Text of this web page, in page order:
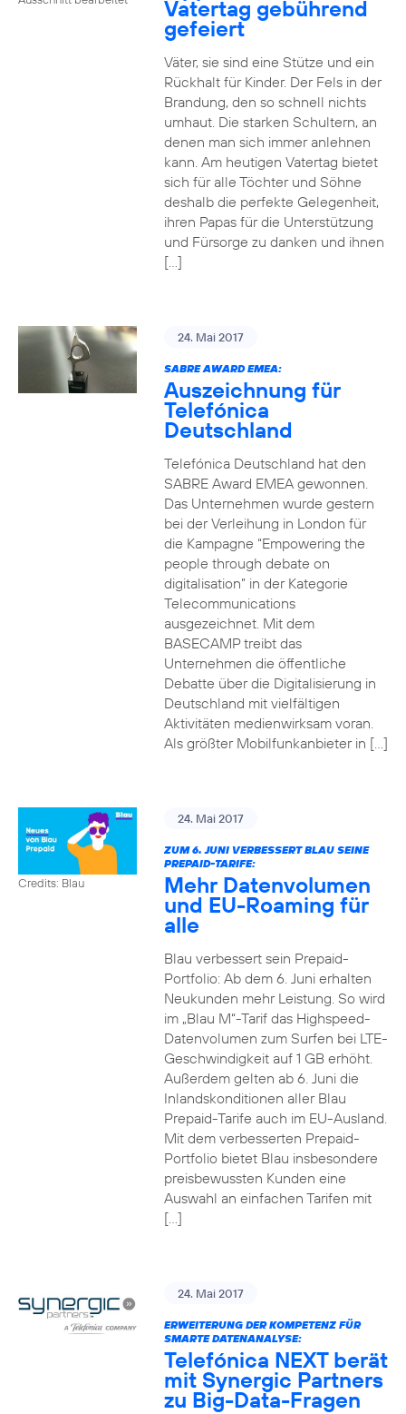
Vatertag gebührend
gefeiert
Väter, sie sind eine Stütze und ein
Rückhalt für Kinder. Der Fels in der
Brandung, den so schnell nichts
umhaut. Die starken Schultern, an
denen man sich immer anlehnen
kann. Am heutigen Vatertag bietet
sich für alle Töchter und Söhne
deshalb die perfekte Gelegenheit,
ihren Papas für die Unterstützung
und Fürsorge zu danken und ihnen
[…]
24. Mai 2017
SABRE AWARD EMEA:
Auszeichnung für
Telefónica
Deutschland
Telefónica Deutschland hat den
SABRE Award EMEA gewonnen.
Das Unternehmen wurde gestern
bei der Verleihung in London für
die Kampagne “Empowering the
people through debate on
digitalisation” in der Kategorie
Telecommunications
ausgezeichnet. Mit dem
BASECAMP treibt das
Unternehmen die öffentliche
Debatte über die Digitalisierung in
Deutschland mit vielfältigen
Aktivitäten medienwirksam voran.
Als größter Mobilfunkanbieter in […]
Credits: Blau
24. Mai 2017
ZUM 6. JUNI VERBESSERT BLAU SEINE
PREPAID-TARIFE:
Mehr Datenvolumen
und EU-Roaming für
alle
Blau verbessert sein Prepaid-
Portfolio: Ab dem 6. Juni erhalten
Neukunden mehr Leistung. So wird
im „Blau M“-Tarif das Highspeed-
Datenvolumen zum Surfen bei LTE-
Geschwindigkeit auf 1 GB erhöht.
Außerdem gelten ab 6. Juni die
Inlandskonditionen aller Blau
Prepaid-Tarife auch im EU-Ausland.
Mit dem verbesserten Prepaid-
Portfolio bietet Blau insbesondere
preisbewussten Kunden eine
Auswahl an einfachen Tarifen mit
[…]
24. Mai 2017
ERWEITERUNG DER KOMPETENZ FÜR
SMARTE DATENANALYSE:
Telefónica NEXT berät
mit Synergic Partners
zu Big-Data-Fragen